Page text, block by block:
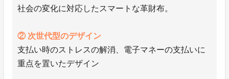
社会の変化に対応したスマートな革財布。
② 次世代型のデザイン
支払い時のストレスの解消、電子マネーの支払いに
重点を置いたデザイン